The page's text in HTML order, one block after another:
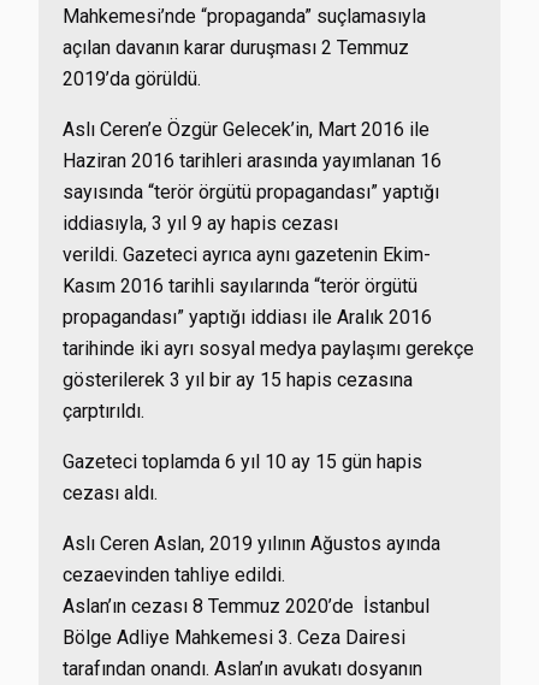
Mahkemesi’nde “propaganda” suçlamasıyla
açılan davanın karar duruşması 2 Temmuz
2019’da görüldü.
Aslı Ceren’e Özgür Gelecek’in, Mart 2016 ile
Haziran 2016 tarihleri arasında yayımlanan 16
sayısında “terör örgütü propagandası” yaptığı
iddiasıyla, 3 yıl 9 ay hapis cezası
verildi. Gazeteci ayrıca aynı gazetenin Ekim-
Kasım 2016 tarihli sayılarında “terör örgütü
propagandası” yaptığı iddiası ile Aralık 2016
tarihinde iki ayrı sosyal medya paylaşımı gerekçe
gösterilerek 3 yıl bir ay 15 hapis cezasına
çarptırıldı.
Gazeteci toplamda 6 yıl 10 ay 15 gün hapis
cezası aldı.
Aslı Ceren Aslan, 2019 yılının Ağustos ayında
cezaevinden tahliye edildi.
Aslan’ın cezası 8 Temmuz 2020’de İstanbul
Bölge Adliye Mahkemesi 3. Ceza Dairesi
tarafından onandı. Aslan’ın avukatı dosyanın